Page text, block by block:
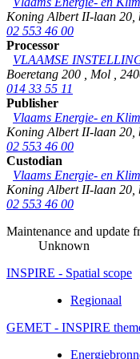
Koning Albert II-laan 20,
02 553 46 00
Processor
VLAAMSE
Boeretang 200
Mol
014 33 55 11
Publisher
Vlaams Energie- en
Koning Albert II-laan 20,
02 553 46 00
Custodian
Vlaams Energie- en
Koning Albert II-laan 20,
02 553 46 00
Maintenance and update
Unknown
INSPIRE - Spatial scope
Regionaal
GEMET - INSPIRE